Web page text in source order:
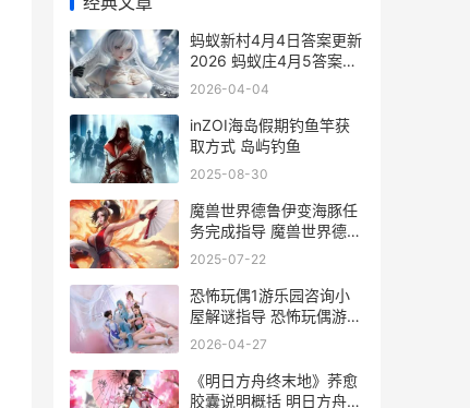
蚂蚁新村4月4日答案更新
2026 蚂蚁庄4月5答案最
新
2026-04-04
inZOI海岛假期钓鱼竿获
取方式 岛屿钓鱼
2025-08-30
魔兽世界德鲁伊变海豚任
务完成指导 魔兽世界德鲁
伊用什么武器
2025-07-22
恐怖玩偶1游乐园咨询小
屋解谜指导 恐怖玩偶游戏
解说
2026-04-27
《明日方舟终末地》荞愈
胶囊说明概括 明日方舟终